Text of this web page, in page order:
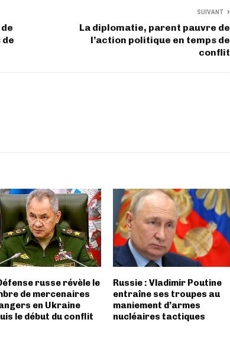
SUIVANT
La diplomatie, parent pauvre de
l’action politique en temps de
conflit
russe révèle le
de mercenaires
en Ukraine
le début du conflit
Russie : Vladimir Poutine
entraîne ses troupes au
maniement d’armes
nucléaires tactiques